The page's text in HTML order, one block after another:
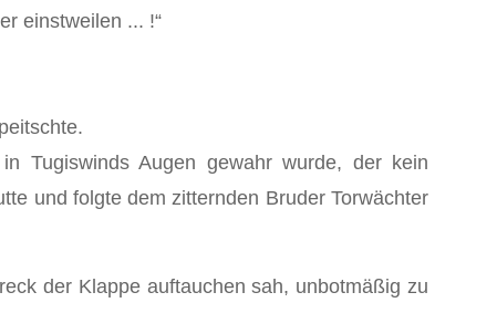
einstweilen ... !“
Tugiswinds Augen gewahr wurde, der kein
und folgte dem zitternden Bruder Torwächter
der Klappe auftauchen sah, unbotmäßig zu